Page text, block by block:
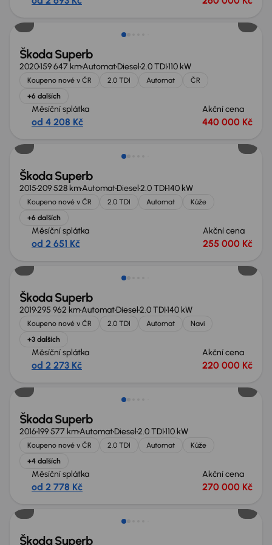
Škoda Superb
2020159 647 kmAutomatDiesel2.0 TDI110 kW
Koupeno nové v ČR 2.0 TDI Automat
ČR
+6 dalších
Měsíční splátka
od 4 208 Kč
Akční cena
440 000 Kč
Zlevněno o 15 000 Kč
Škoda Superb
2015209 528 kmAutomatDiesel2.0 TDI140 kW
Koupeno nové v ČR 2.0 TDI Automat
Kůže
+6 dalších
Měsíční splátka
od 2 651 Kč
Akční cena
255 000 Kč
Zlevněno o 50 000 Kč
Škoda Superb
2019295 962 kmAutomatDiesel2.0 TDI140 kW
Koupeno nové v ČR 2.0 TDI Automat
Navi
+3 dalších
Měsíční splátka
od 2 273 Kč
Akční cena
220 000 Kč
Zlevněno o 20 000 Kč
Škoda Superb
2016199 577 kmAutomatDiesel2.0 TDI110 kW
Koupeno nové v ČR 2.0 TDI Automat
Kůže
+4 dalších
Měsíční splátka
od 2 778 Kč
Akční cena
270 000 Kč
Zlevněno o 30 000 Kč
Škoda Superb